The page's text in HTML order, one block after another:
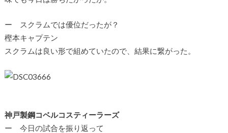
ー スクラムでは優位だったが？
樫本キャプテン
スクラムは良い形で組めていたので、結果に繋がった。
神戸製鋼コベルコスティーラーズ
ー 今日の試合を振り返って